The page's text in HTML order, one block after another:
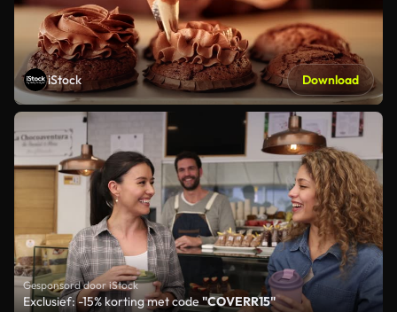
iStock Download
Gesponsord door iStock
Exclusief: -15% korting met code"COVERR15"